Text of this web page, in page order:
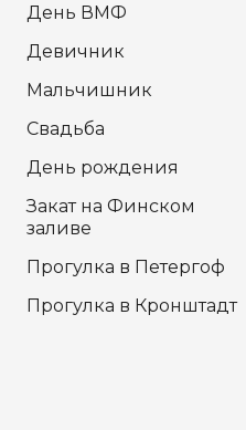
День ВМФ
Девичник
Мальчишник
Свадьба
День рождения
Закат на Финском
заливе
Прогулка в Петергоф
Прогулка в Кронштадт